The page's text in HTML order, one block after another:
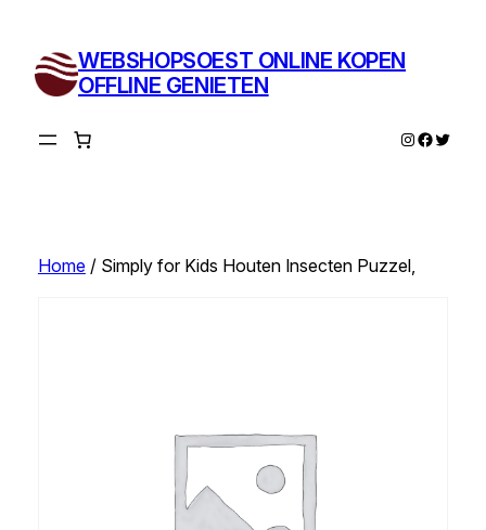
inhoud
WEBSHOPSOEST ONLINE KOPEN
OFFLINE GENIETEN
Instagram
Twitter
Home/ Simply for Kids Houten Insecten Puzzel,